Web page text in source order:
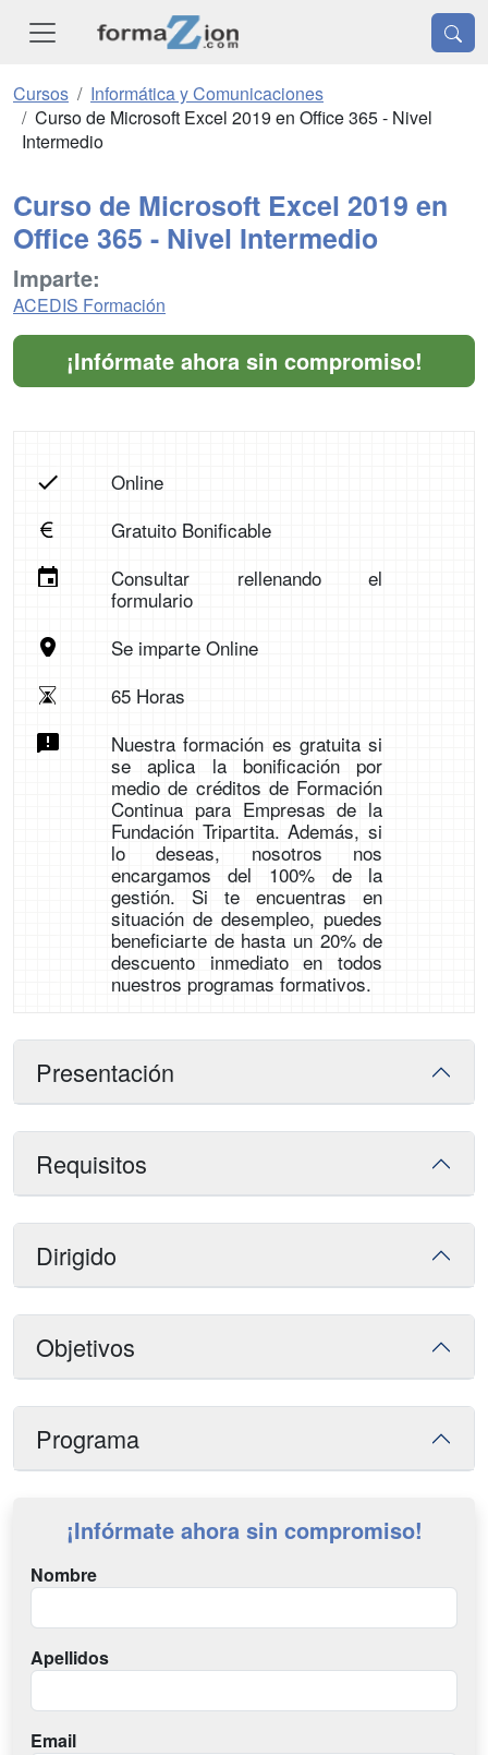
Cursos
Informática y Comunicaciones
Curso de Microsoft Excel 2019 en Office 365 - Nivel
Intermedio
Curso de Microsoft Excel 2019 en
Office 365 - Nivel Intermedio
Imparte:
ACEDIS Formación
¡Infórmate ahora sin compromiso!
Online
Gratuito Bonificable
Consultar rellenando el
formulario
Se imparte Online
65 Horas
Nuestra formación es gratuita si
se aplica la bonificación por
medio de créditos de Formación
Continua para Empresas de la
Fundación Tripartita. Además, si
lo deseas, nosotros nos
encargamos del 100% de la
gestión. Si te encuentras en
situación de desempleo, puedes
beneficiarte de hasta un 20% de
descuento inmediato en todos
nuestros programas formativos.
Presentación
Requisitos
Dirigido
Objetivos
Programa
¡Infórmate ahora sin compromiso!
Nombre
Apellidos
Email